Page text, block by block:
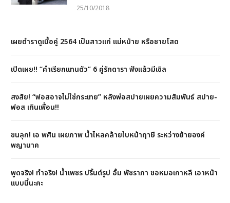
25/10/2018
เผยตำราดูเนื้อคู่ 2564 เป็นสาวแก่ แม่หม้าย หรือชายโสด
เปิดเผย!! “คำเรียกแทนตัว” 6 คู่รักดารา ฟังแล้วมีเขิล
สงสัย! “ฟอสอาจไม่ใช่กระเทย” หลังพ่อสปายเผยความสัมพันธ์ สปาย-
ฟอส เกินเพื่อน!!
ขนลุก! เอ พศิน เผยภาพ น้ำไหลคล้ายใบหน้าฤาษี ระหว่างย้ายองค์
พญานาค
พูดจริง! ทำจริง! น้ำเพชร ปริ้นต์รูป อั้ม พัชราภา ขอหมอเกาหลี เอาหน้า
แบบนี้นะคะ